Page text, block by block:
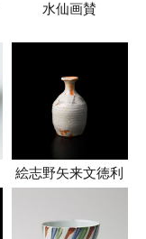
水仙画賛
絵志野矢来文徳利